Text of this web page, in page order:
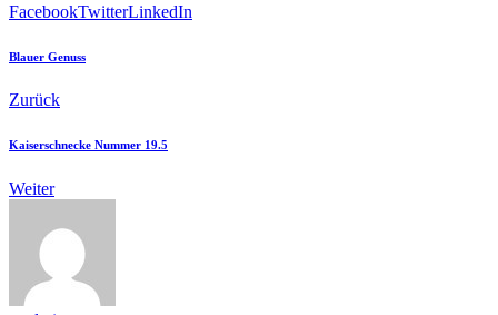
FacebookTwitterLinkedIn
Blauer Genuss
Zurück
Kaiserschnecke Nummer 19.5
Weiter